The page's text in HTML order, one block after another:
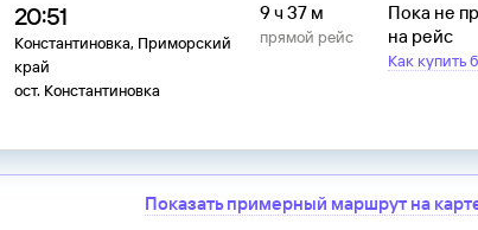
20:51
Константиновка, Приморский
край
ост. Константиновка
9 ч 37 м
прямой рейс
Пока не
на рейс
Как купить
Показать примерный маршрут на